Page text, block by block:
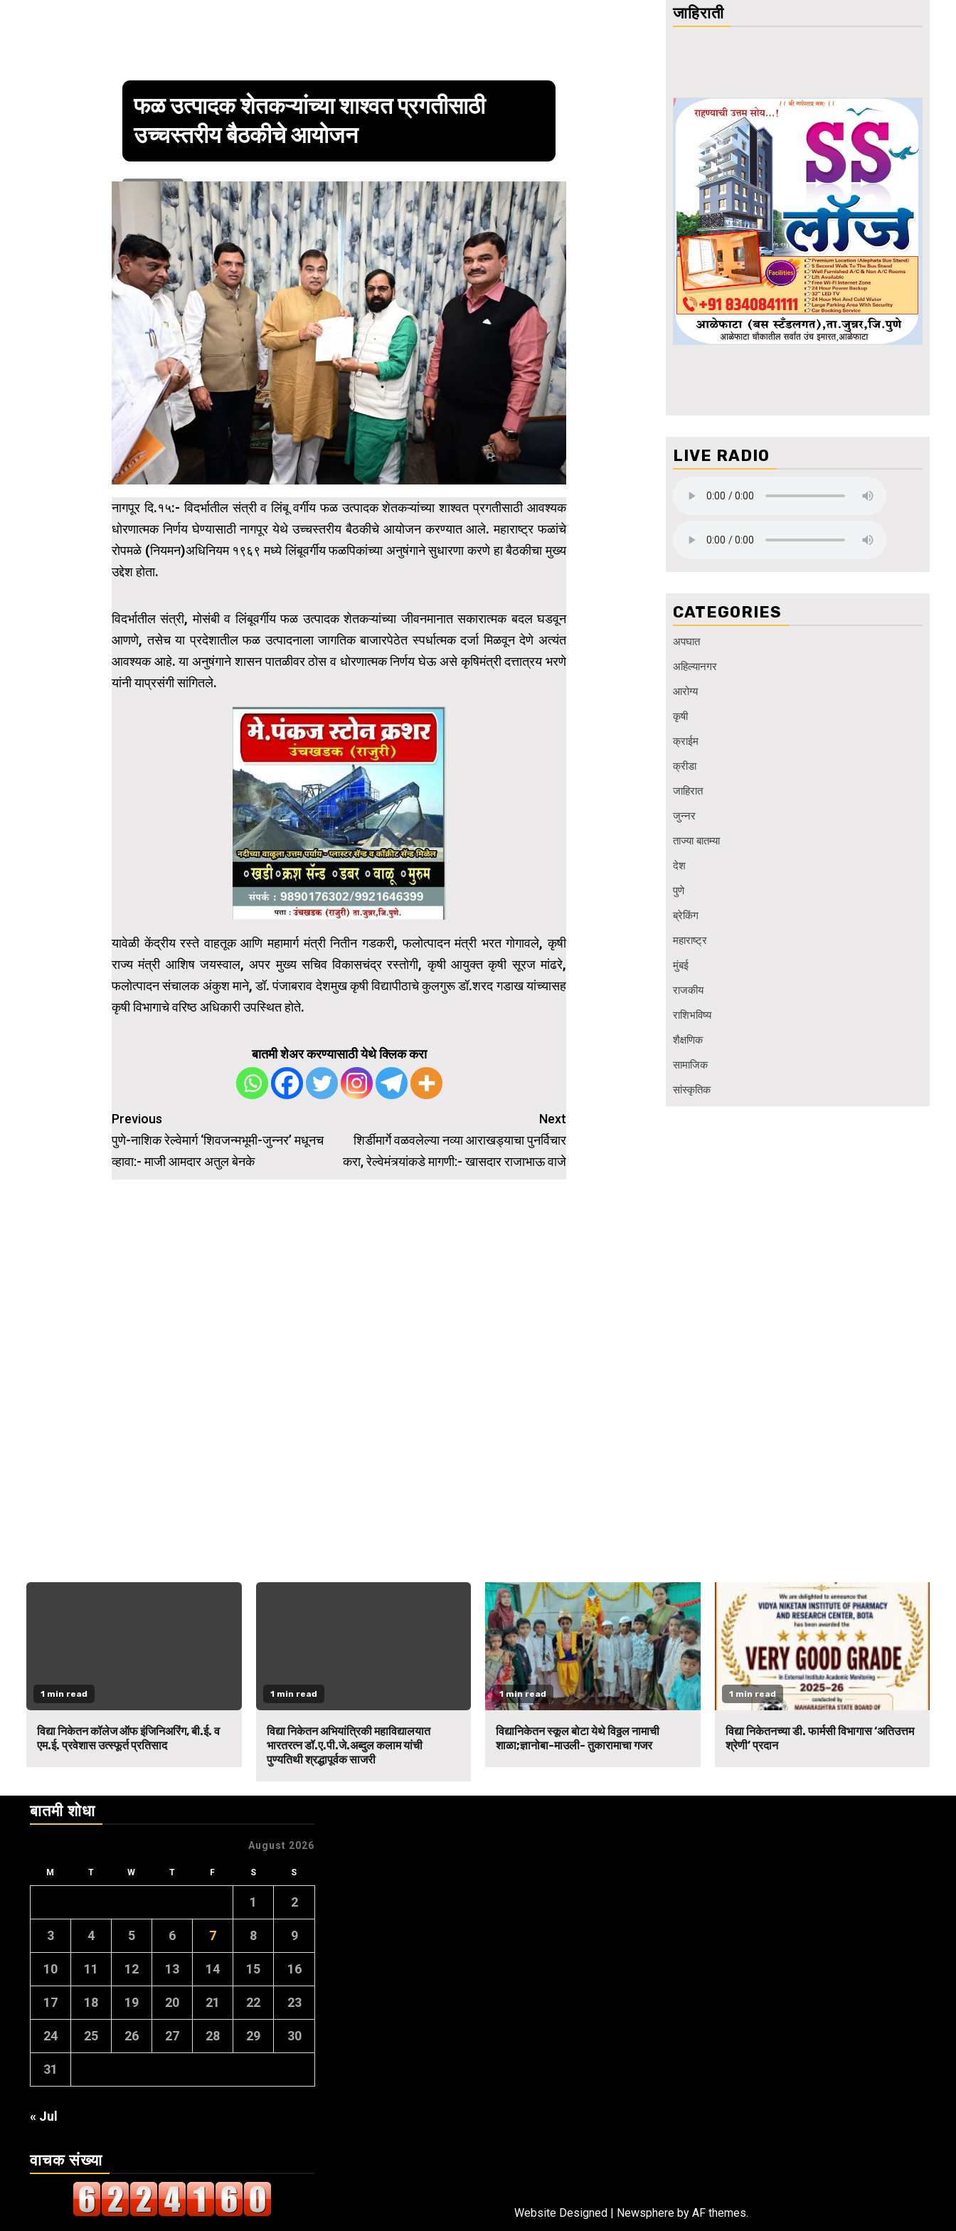
फळ उत्पादक शेतकऱ्यांच्या शाश्वत प्रगतीसाठी
उच्चस्तरीय बैठकीचे आयोजन
1 min read
नागपूर दि.१५:- विदर्भातील संत्री व लिंबू वर्गीय फळ उत्पादक शेतकऱ्यांच्या शाश्वत प्रगतीसाठी आवश्यक
धोरणात्मक निर्णय घेण्यासाठी नागपूर येथे उच्चस्तरीय बैठकीचे आयोजन करण्यात आले. महाराष्ट्र फळांचे
रोपमळे (नियमन)अधिनियम १९६९ मध्ये लिंबूवर्गीय फळपिकांच्या अनुषंगाने सुधारणा करणे हा बैठकीचा मुख्य
उद्देश होता.
विदर्भातील संत्री, मोसंबी व लिंबूवर्गीय फळ उत्पादक शेतकऱ्यांच्या जीवनमानात सकारात्मक बदल घडवून
आणणे, तसेच या प्रदेशातील फळ उत्पादनाला जागतिक बाजारपेठेत स्पर्धात्मक दर्जा मिळवून देणे अत्यंत
आवश्यक आहे. या अनुषंगाने शासन पातळीवर ठोस व धोरणात्मक निर्णय घेऊ असे कृषिमंत्री दत्तात्रय भरणे
यांनी याप्रसंगी सांगितले.
यावेळी केंद्रीय रस्ते वाहतूक आणि महामार्ग मंत्री नितीन गडकरी, फलोत्पादन मंत्री भरत गोगावले, कृषी
राज्य मंत्री आशिष जयस्वाल, अपर मुख्य सचिव विकासचंद्र रस्तोगी, कृषी आयुक्त कृषी सूरज मांढरे,
फलोत्पादन संचालक अंकुश माने, डॉ. पंजाबराव देशमुख कृषी विद्यापीठाचे कुलगुरू डॉ.शरद गडाख यांच्यासह
कृषी विभागाचे वरिष्ठ अधिकारी उपस्थित होते.
बातमी शेअर करण्यासाठी येथे क्लिक करा
Post
navigation
Previous
पुणे-नाशिक रेल्वेमार्ग ‘शिवजन्मभूमी-जुन्नर’ मधूनच
व्हावा:- माजी आमदार अतुल बेनके
Next
शिर्डीमार्गे वळवलेल्या नव्या आराखड्याचा पुनर्विचार
करा, रेल्वेमंत्र्यांकडे मागणी:- खासदार राजाभाऊ वाजे
जाहिराती
LIVE RADIO
CATEGORIES
अपघात
अहिल्यानगर
आरोग्य
कृषी
क्राईम
क्रीडा
जाहिरात
जुन्नर
ताज्या बातम्या
देश
पुणे
ब्रेकिंग
महाराष्ट्र
मुंबई
राजकीय
राशिभविष्य
शैक्षणिक
सामाजिक
सांस्कृतिक
1 min read
विद्या निकेतन कॉलेज ऑफ इंजिनिअरिंग, बी.ई. व
एम.ई. प्रवेशास उत्स्फूर्त प्रतिसाद
1 min read
विद्या निकेतन अभियांत्रिकी महाविद्यालयात
भारतरत्न डॉ.ए.पी.जे.अब्दुल कलाम यांची
पुण्यतिथी श्रद्धापूर्वक साजरी
1 min read
विद्यानिकेतन स्कूल बोटा येथे विठ्ठल नामाची
शाळा;ज्ञानोबा-माउली- तुकारामाचा गजर
1 min read
विद्या निकेतनच्या डी. फार्मसी विभागास ‘अतिउत्तम
श्रेणी’ प्रदान
बातमी शोधा
August 2026
M T W T F S S
1 2
3 4 5 6 7 8 9
10 11 12 13 14 15 16
17 18 19 20 21 22 23
24 25 26 27 28 29 30
31
« Jul
वाचक संख्या
Website Designed | Newsphereby AF themes.